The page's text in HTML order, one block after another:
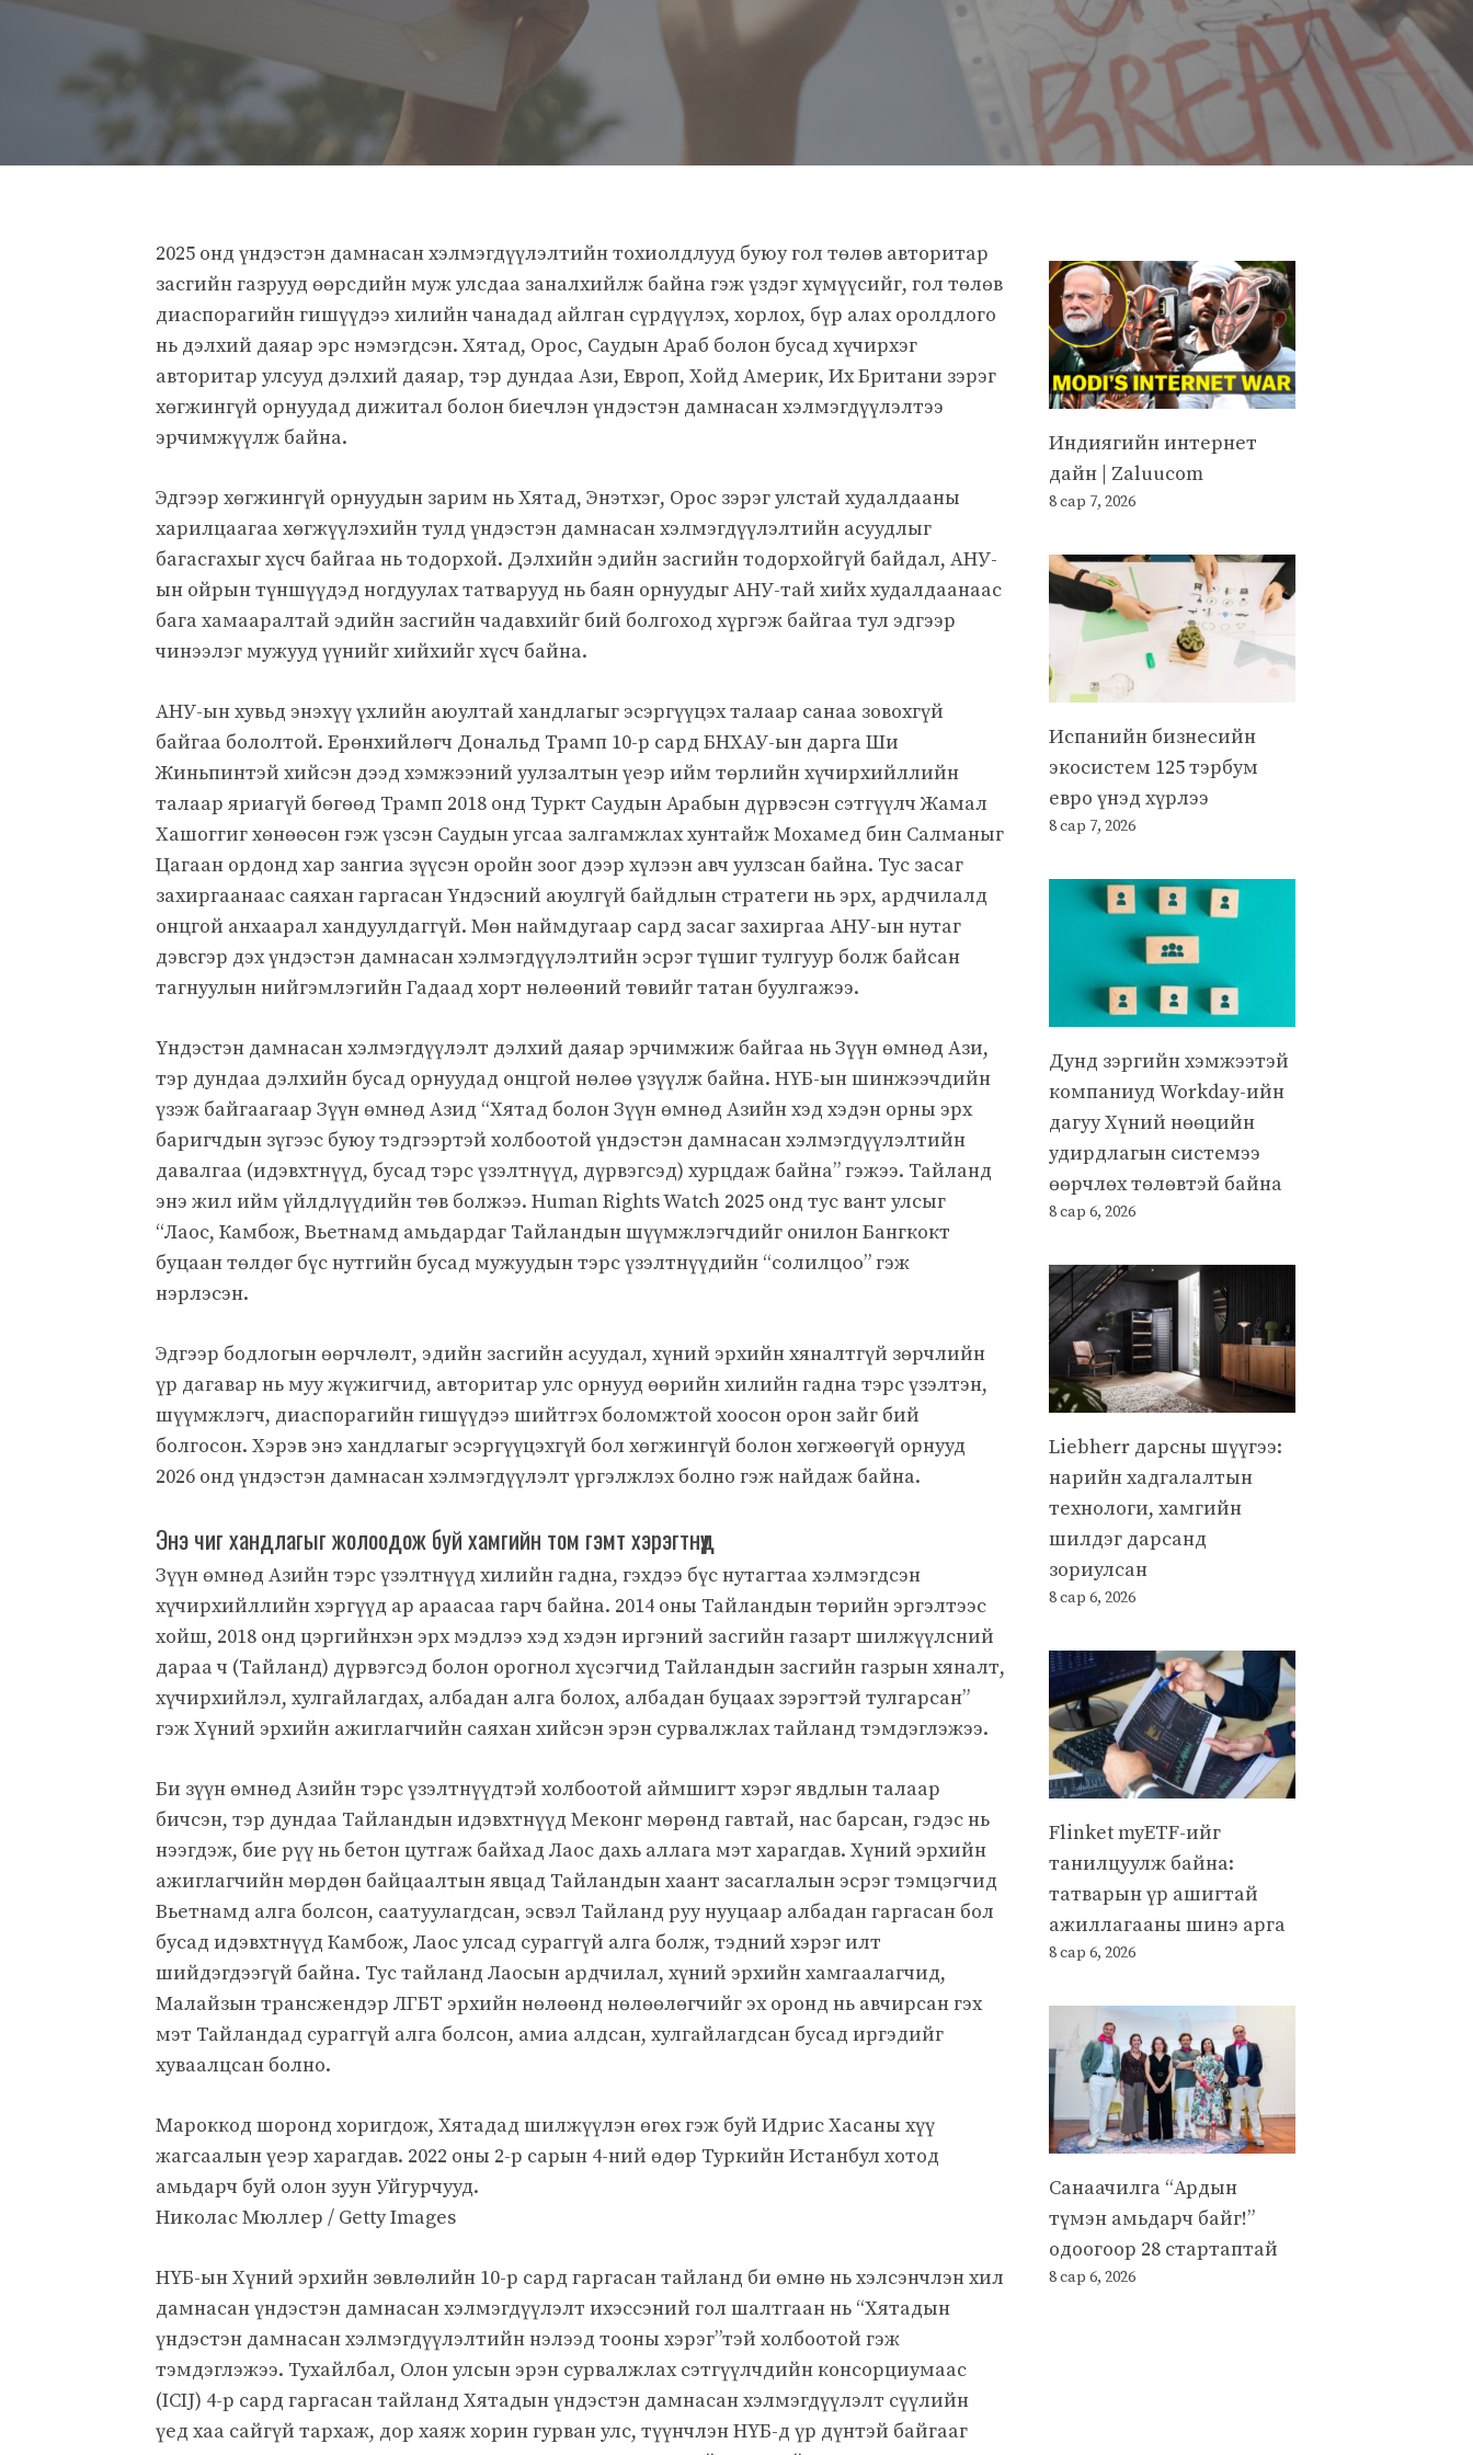
2025 онд үндэстэн дамнасан хэлмэгдүүлэлтийн тохиолдлууд буюу гол төлөв авторитар
засгийн газрууд өөрсдийн муж улсдаа заналхийлж байна гэж үздэг хүмүүсийг, гол төлөв
диаспорагийн гишүүдээ хилийн чанадад айлган сүрдүүлэх, хорлох, бүр алах оролдлого
нь дэлхий даяар эрс нэмэгдсэн. Хятад, Орос, Саудын Араб болон бусад хүчирхэг
авторитар улсууд дэлхий даяар, тэр дундаа Ази, Европ, Хойд Америк, Их Британи зэрэг
хөгжингүй орнуудад дижитал болон биечлэн үндэстэн дамнасан хэлмэгдүүлэлтээ
эрчимжүүлж байна.
Эдгээр хөгжингүй орнуудын зарим нь Хятад, Энэтхэг, Орос зэрэг улстай худалдааны
харилцаагаа хөгжүүлэхийн тулд үндэстэн дамнасан хэлмэгдүүлэлтийн асуудлыг
багасгахыг хүсч байгаа нь тодорхой. Дэлхийн эдийн засгийн тодорхойгүй байдал, АНУ-
ын ойрын түншүүдэд ногдуулах татварууд нь баян орнуудыг АНУ-тай хийх худалдаанаас
бага хамааралтай эдийн засгийн чадавхийг бий болгоход хүргэж байгаа тул эдгээр
чинээлэг мужууд үүнийг хийхийг хүсч байна.
АНУ-ын хувьд энэхүү үхлийн аюултай хандлагыг эсэргүүцэх талаар санаа зовохгүй
байгаа бололтой. Ерөнхийлөгч Дональд Трамп 10-р сард БНХАУ-ын дарга Ши
Жиньпинтэй хийсэн дээд хэмжээний уулзалтын үеэр ийм төрлийн хүчирхийллийн
талаар яриагүй бөгөөд Трамп 2018 онд Туркт Саудын Арабын дүрвэсэн сэтгүүлч Жамал
Хашоггиг хөнөөсөн гэж үзсэн Саудын угсаа залгамжлах хунтайж Мохамед бин Салманыг
Цагаан ордонд хар зангиа зүүсэн оройн зоог дээр хүлээн авч уулзсан байна. Тус засаг
захиргаанаас саяхан гаргасан Үндэсний аюулгүй байдлын стратеги нь эрх, ардчилалд
онцгой анхаарал хандуулдаггүй. Мөн наймдугаар сард засаг захиргаа АНУ-ын нутаг
дэвсгэр дэх үндэстэн дамнасан хэлмэгдүүлэлтийн эсрэг түшиг тулгуур болж байсан
тагнуулын нийгэмлэгийн Гадаад хорт нөлөөний төвийг татан буулгажээ.
Үндэстэн дамнасан хэлмэгдүүлэлт дэлхий даяар эрчимжиж байгаа нь Зүүн өмнөд Ази,
тэр дундаа дэлхийн бусад орнуудад онцгой нөлөө үзүүлж байна. НҮБ-ын шинжээчдийн
үзэж байгаагаар Зүүн өмнөд Азид “Хятад болон Зүүн өмнөд Азийн хэд хэдэн орны эрх
баригчдын зүгээс буюу тэдгээртэй холбоотой үндэстэн дамнасан хэлмэгдүүлэлтийн
давалгаа (идэвхтнүүд, бусад тэрс үзэлтнүүд, дүрвэгсэд) хурцдаж байна” гэжээ. Тайланд
энэ жил ийм үйлдлүүдийн төв болжээ. Human Rights Watch 2025 онд тус вант улсыг
“Лаос, Камбож, Вьетнамд амьдардаг Тайландын шүүмжлэгчдийг онилон Бангкокт
буцаан төлдөг бүс нутгийн бусад мужуудын тэрс үзэлтнүүдийн “солилцоо” гэж
нэрлэсэн.
Эдгээр бодлогын өөрчлөлт, эдийн засгийн асуудал, хүний ​​эрхийн хяналтгүй зөрчлийн
үр дагавар нь муу жүжигчид, авторитар улс орнууд өөрийн хилийн гадна тэрс үзэлтэн,
шүүмжлэгч, диаспорагийн гишүүдээ шийтгэх боломжтой хоосон орон зайг бий
болгосон. Хэрэв энэ хандлагыг эсэргүүцэхгүй бол хөгжингүй болон хөгжөөгүй орнууд
2026 онд үндэстэн дамнасан хэлмэгдүүлэлт үргэлжлэх болно гэж найдаж байна.
Энэ чиг хандлагыг жолоодож буй хамгийн том гэмт хэрэгтнүүд
Зүүн өмнөд Азийн тэрс үзэлтнүүд хилийн гадна, гэхдээ бүс нутагтаа хэлмэгдсэн
хүчирхийллийн хэргүүд ар араасаа гарч байна. 2014 оны Тайландын төрийн эргэлтээс
хойш, 2018 онд цэргийнхэн эрх мэдлээ хэд хэдэн иргэний засгийн газарт шилжүүлсний
дараа ч (Тайланд) дүрвэгсэд болон орогнол хүсэгчид Тайландын засгийн газрын хяналт,
хүчирхийлэл, хулгайлагдах, албадан алга болох, албадан буцаах зэрэгтэй тулгарсан”
гэж Хүний эрхийн ажиглагчийн саяхан хийсэн эрэн сурвалжлах тайланд тэмдэглэжээ.
Би зүүн өмнөд Азийн тэрс үзэлтнүүдтэй холбоотой аймшигт хэрэг явдлын талаар
бичсэн, тэр дундаа Тайландын идэвхтнүүд Меконг мөрөнд гавтай, нас барсан, гэдэс нь
нээгдэж, бие рүү нь бетон цутгаж байхад Лаос дахь аллага мэт харагдав. Хүний эрхийн
ажиглагчийн мөрдөн байцаалтын явцад Тайландын хаант засаглалын эсрэг тэмцэгчид
Вьетнамд алга болсон, саатуулагдсан, эсвэл Тайланд руу нууцаар албадан гаргасан бол
бусад идэвхтнүүд Камбож, Лаос улсад сураггүй алга болж, тэдний хэрэг илт
шийдэгдээгүй байна. Тус тайланд Лаосын ардчилал, хүний ​​эрхийн хамгаалагчид,
Малайзын трансжендэр ЛГБТ эрхийн нөлөөнд нөлөөлөгчийг эх оронд нь авчирсан гэх
мэт Тайландад сураггүй алга болсон, амиа алдсан, хулгайлагдсан бусад иргэдийг
хуваалцсан болно.
Мароккод шоронд хоригдож, Хятадад шилжүүлэн өгөх гэж буй Идрис Хасаны хүү
жагсаалын үеэр харагдав. 2022 оны 2-р сарын 4-ний өдөр Туркийн Истанбул хотод
амьдарч буй олон зуун Уйгурчууд.
Николас Мюллер / Getty Images
НҮБ-ын Хүний эрхийн зөвлөлийн 10-р сард гаргасан тайланд би өмнө нь хэлсэнчлэн хил
дамнасан үндэстэн дамнасан хэлмэгдүүлэлт ихэссэний гол шалтгаан нь “Хятадын
үндэстэн дамнасан хэлмэгдүүлэлтийн нэлээд тооны хэрэг”тэй холбоотой гэж
тэмдэглэжээ. Тухайлбал, Олон улсын эрэн сурвалжлах сэтгүүлчдийн консорциумаас
(ICIJ) 4-р сард гаргасан тайланд Хятадын үндэстэн дамнасан хэлмэгдүүлэлт сүүлийн
үед хаа сайгүй тархаж, дор хаяж хорин гурван улс, түүнчлэн НҮБ-д үр дүнтэй байгааг
Индиягийн интернет
дайн | Zaluucom
8 сар 7, 2026
Испанийн бизнесийн
экосистем 125 тэрбум
евро үнэд хүрлээ
8 сар 7, 2026
Дунд зэргийн хэмжээтэй
компаниуд Workday-ийн
дагуу Хүний нөөцийн
удирдлагын системээ
өөрчлөх төлөвтэй байна
8 сар 6, 2026
Liebherr дарсны шүүгээ:
нарийн хадгалалтын
технологи, хамгийн
шилдэг дарсанд
зориулсан
8 сар 6, 2026
Flinket myETF-ийг
танилцуулж байна:
татварын үр ашигтай
ажиллагааны шинэ арга
8 сар 6, 2026
Санаачилга “Ардын
түмэн амьдарч байг!”
одоогоор 28 стартаптай
8 сар 6, 2026